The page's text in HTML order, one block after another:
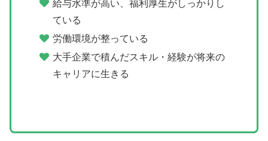
ている
労働環境が整っている
大手企業で積んだスキル・経験が将来の
キャリアに生きる